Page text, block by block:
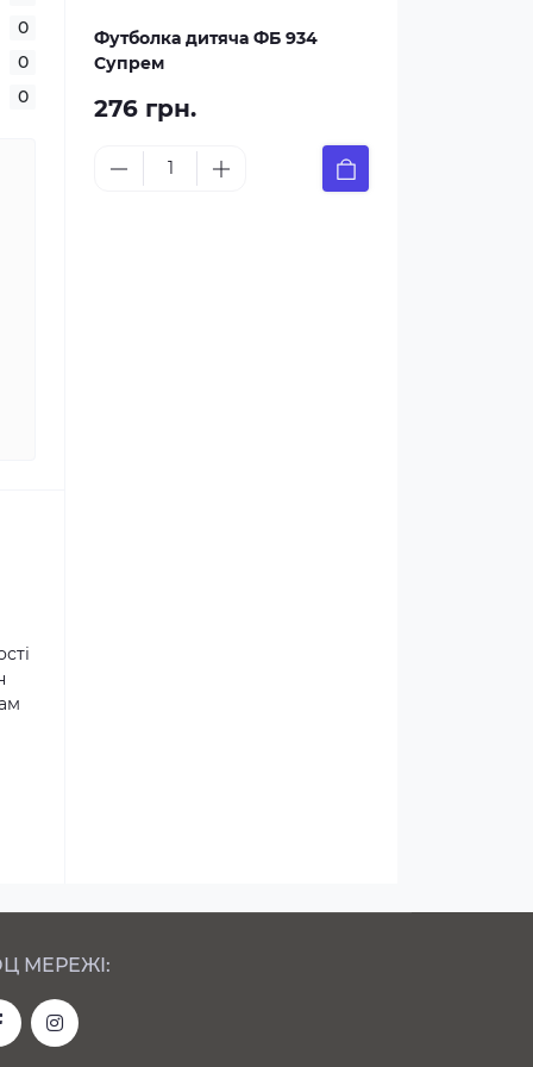
0
0
0
Футболка дитяча ФБ 934
Супрем
276 грн.
МЕРЕЖІ: